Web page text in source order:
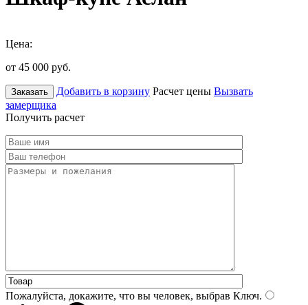
Цена:
от 45 000 руб.
Заказать Добавить в корзину Расчет цены Вызвать
замерщика
Получить расчет
Пожалуйста, докажите, что вы человек, выбрав Ключ.